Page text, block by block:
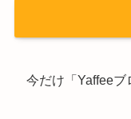
今だけ「Yaffee